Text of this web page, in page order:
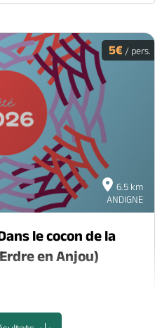
6.5 km
ANDIGNE
5€ / pers.
le cocon de la
en Anjou)